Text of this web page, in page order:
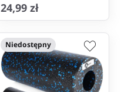
24,99 zł
Niedostępny